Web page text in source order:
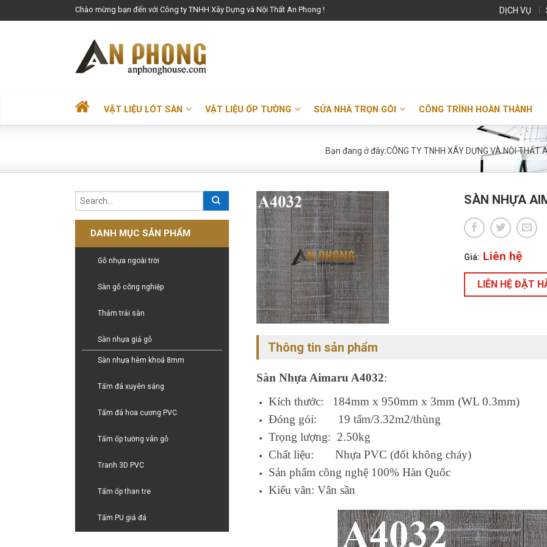
Chào mừng bạn đến với Công ty TNHH Xây Dựng và Nội Thất An Phong ! DỊCH VỤ
VẬT LIỆU LÓT SÀN VẬT LIỆU ỐP TƯỜNG SỬA NHÀ TRỌN GÓI CÔNG TRÌNH HOÀN THÀNH
Bạn đang ở đây:CÔNG TY TNHH XÂY DỰNG VÀ NỘI THẤT
SÀN NHỰA
Giá: Liên hệ
LIÊN HỆ ĐẶT
Thông tin sản phẩm
Sàn Nhựa Aimaru A4032:
Kích thước: 184mm x 950mm x 3mm (WL 0.3mm)
Đóng gói: 19 tấm/3.32m2/thùng
Trọng lượng: 2.50kg
Chất liệu: Nhựa PVC (đốt không cháy)
Sản phẩm công nghệ 100% Hàn Quốc
Kiểu vân: Vân sần
DANH MỤC SẢN PHẨM
Gỗ nhựa ngoài trời
Sàn gỗ công nghiệp
Thảm trải sàn
Sàn nhựa giả gỗ
Sàn nhựa hèm khoá 8mm
Tấm đá xuyên sáng
Tấm đá hoa cương PVC
Tấm ốp tường vân gỗ
Tranh 3D PVC
Tấm ốp than tre
Tấm PU giả đá